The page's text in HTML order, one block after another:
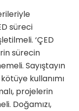
süreci
‘ÇED
sürecin
Sayıştayın
kullanımı
projelerin
Doğamızı,